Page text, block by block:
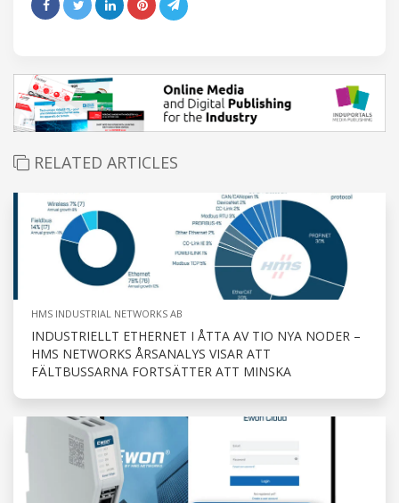
RELATED ARTICLES
HMS INDUSTRIAL NETWORKS AB
INDUSTRIELLT ETHERNET I ÅTTA AV TIO NYA NODER –
HMS NETWORKS ÅRSANALYS VISAR ATT
FÄLTBUSSARNA FORTSÄTTER ATT MINSKA